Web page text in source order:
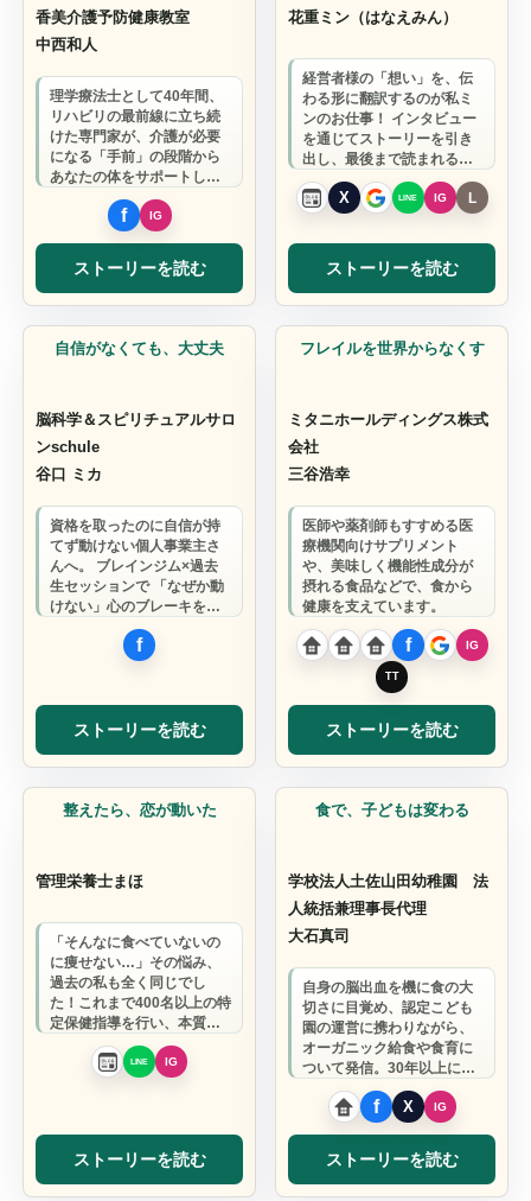
香美介護予防健康教室
中西和人
理学療法士として40年間、
リハビリの最前線に立ち続
けた専門家が、介護が必要
になる「手前」の段階から
あなたの体をサポートしま
ストーリーを読む
花重ミン（はなえみん）
経営者様の「想い」を、伝
わる形に翻訳するのが私ミ
ンのお仕事！ インタビュー
を通じてストーリーを引き
出し、最後まで読まれる記
事へ。そして必要なときに
は"漫画"とい…
ストーリーを読む
コーチ
自信がなくても、大丈夫
脳科学＆スピリチュアルサロ
ンschule
谷口 ミカ
資格を取ったのに自信が持
てず動けない個人事業主さ
んへ。 ブレインジム×過去
生セッションで 「なぜか動
けない」心のブレーキを外
し、収入を得られる自分へ
ストーリーを読む
食品製造
フレイルを世界からなくす
ミタニホールディングス株式
会社
三谷浩幸
医師や薬剤師もすすめる医
療機関向けサプリメント
や、美味しく機能性成分が
摂れる食品などで、食から
健康を支えています。
ストーリーを読む
管理栄養士
整えたら、恋が動いた
管理栄養士まほ
「そんなに食べていないの
に痩せない…」その悩み、
過去の私も全く同じでし
た！これまで400名以上の特
定保健指導を行い、本質的
な体質改善に向き合ってき
た管理栄養士ま…
ストーリーを読む
保育施設
食で、子どもは変わる
学校法人土佐山田幼稚園 法
人統括兼理事長代理
大石真司
自身の脳出血を機に食の大
切さに目覚め、認定こども
園の運営に携わりながら、
オーガニック給食や食育に
ついて発信。30年以上にわ
たり子育ての現場に関わっ
てきた経験を…
ストーリーを読む